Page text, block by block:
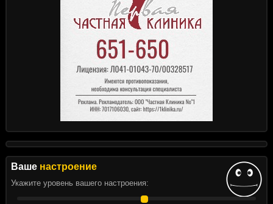
Ваше настроение
Укажите уровень вашего настроения: